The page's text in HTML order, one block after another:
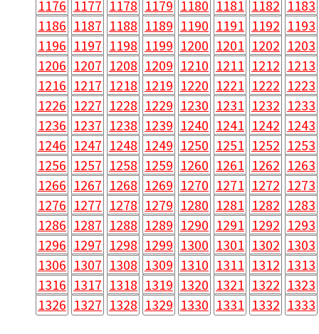
1176 1177 1178 1179 1180 1181 1182 1183
1186 1187 1188 1189 1190 1191 1192 1193
1196 1197 1198 1199 1200 1201 1202 1203
1206 1207 1208 1209 1210 1211 1212 1213
1216 1217 1218 1219 1220 1221 1222 1223
1226 1227 1228 1229 1230 1231 1232 1233
1236 1237 1238 1239 1240 1241 1242 1243
1246 1247 1248 1249 1250 1251 1252 1253
1256 1257 1258 1259 1260 1261 1262 1263
1266 1267 1268 1269 1270 1271 1272 1273
1276 1277 1278 1279 1280 1281 1282 1283
1286 1287 1288 1289 1290 1291 1292 1293
1296 1297 1298 1299 1300 1301 1302 1303
1306 1307 1308 1309 1310 1311 1312 1313
1316 1317 1318 1319 1320 1321 1322 1323
1326 1327 1328 1329 1330 1331 1332 1333